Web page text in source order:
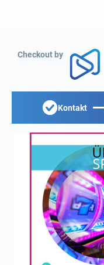
Checkout by
Kontakt